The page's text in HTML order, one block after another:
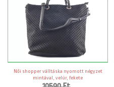
Női shopper válltáska nyomott négyzet
mintával, velúr, fekete